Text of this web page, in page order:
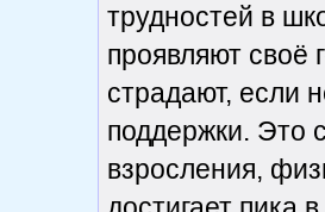
трудностей в
проявляют своё
страдают, если
поддержки. Это
взросления,